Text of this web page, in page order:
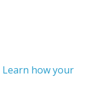
Learn how your